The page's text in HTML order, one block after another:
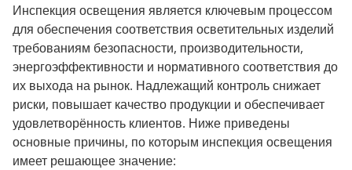
Инспекция освещения является ключевым процессом
для обеспечения соответствия осветительных изделий
требованиям безопасности, производительности,
энергоэффективности и нормативного соответствия до
их выхода на рынок. Надлежащий контроль снижает
риски, повышает качество продукции и обеспечивает
удовлетворённость клиентов. Ниже приведены
основные причины, по которым инспекция освещения
имеет решающее значение: